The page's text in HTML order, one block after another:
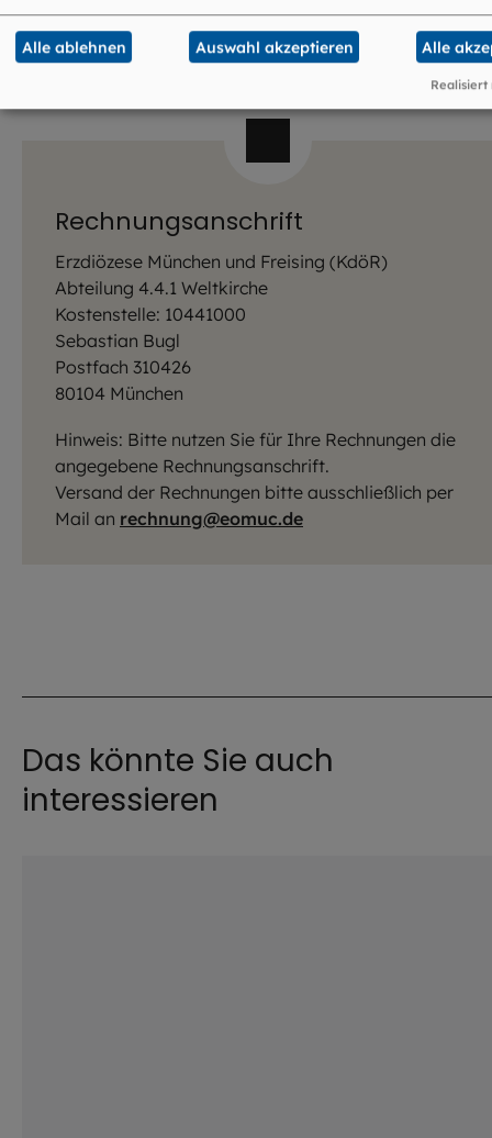
Rechnungsanschrift
Erzdiözese München und Freising (KdöR)
Abteilung 4.4.1 Weltkirche
Kostenstelle: 10441000
Sebastian Bugl
Postfach 310426
80104 München
Hinweis: Bitte nutzen Sie für Ihre Rechnungen die
angegebene Rechnungsanschrift.
Versand der Rechnungen bitte ausschließlich per
Mail an rechnung@eomuc.de
Das könnte Sie auch
interessieren
Alle ablehnen Auswahl akzeptieren Alle
Realisiert